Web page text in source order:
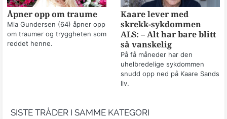
Åpner opp om traume
Mia Gundersen (64) åpner opp
om traumer og tryggheten som
reddet henne.
Kaare lever med
skrekk-sykdommen
ALS: – Alt har bare blitt
så vanskelig
På få måneder har den
uhelbredelige sykdommen
snudd opp ned på Kaare Sands
liv.
SISTE TRÅDER I SAMME KATEGORI